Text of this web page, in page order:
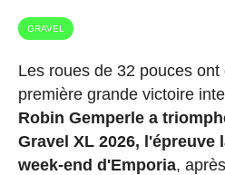
GRAVEL
Les roues de 32 pouces
première grande victoire
Robin Gemperle a
Gravel XL 2026, l'épreuve
week-end d'Emporia,